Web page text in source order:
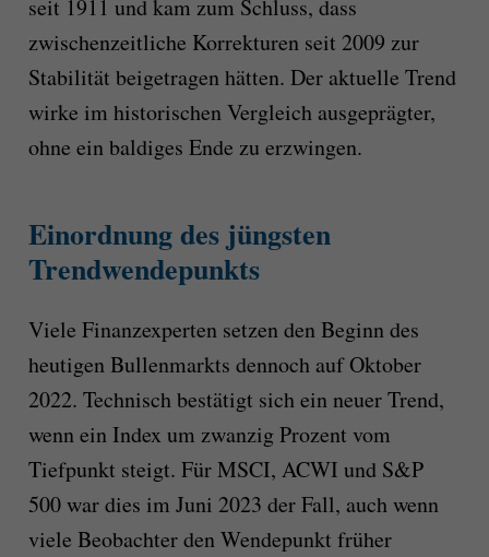
seit 1911 und kam zum Schluss, dass
zwischenzeitliche Korrekturen seit 2009 zur
Stabilität beigetragen hätten. Der aktuelle Trend
wirke im historischen Vergleich ausgeprägter,
ohne ein baldiges Ende zu erzwingen.
Einordnung des jüngsten
Trendwendepunkts
Viele Finanzexperten setzen den Beginn des
heutigen Bullenmarkts dennoch auf Oktober
2022. Technisch bestätigt sich ein neuer Trend,
wenn ein Index um zwanzig Prozent vom
Tiefpunkt steigt. Für MSCI, ACWI und S&P
500 war dies im Juni 2023 der Fall, auch wenn
viele Beobachter den Wendepunkt früher